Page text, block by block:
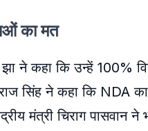
का मत
ने कहा कि उन्हें 100%
सिंह ने कहा कि NDA
मंत्री चिराग पासवान